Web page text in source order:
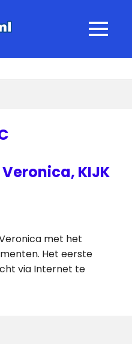
MENU
KIJK
met het
Het eerste
via Internet te